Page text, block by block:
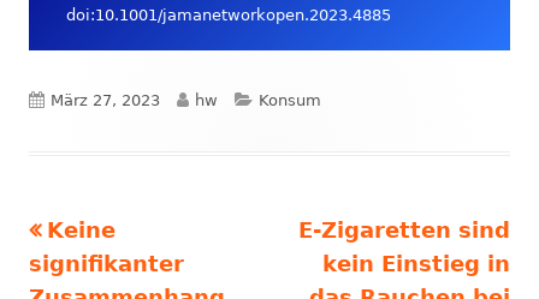
doi:10.1001/jamanetworkopen.2023.4885
Veröffentlicht
März 27, 2023 Autor
hw Kategorien
Konsum
Beitrags-
Vorheriger
Beitrag:
Keine
signifikanter
Nächster
Beitrag
E-Zigaretten sind
kein Einstieg in